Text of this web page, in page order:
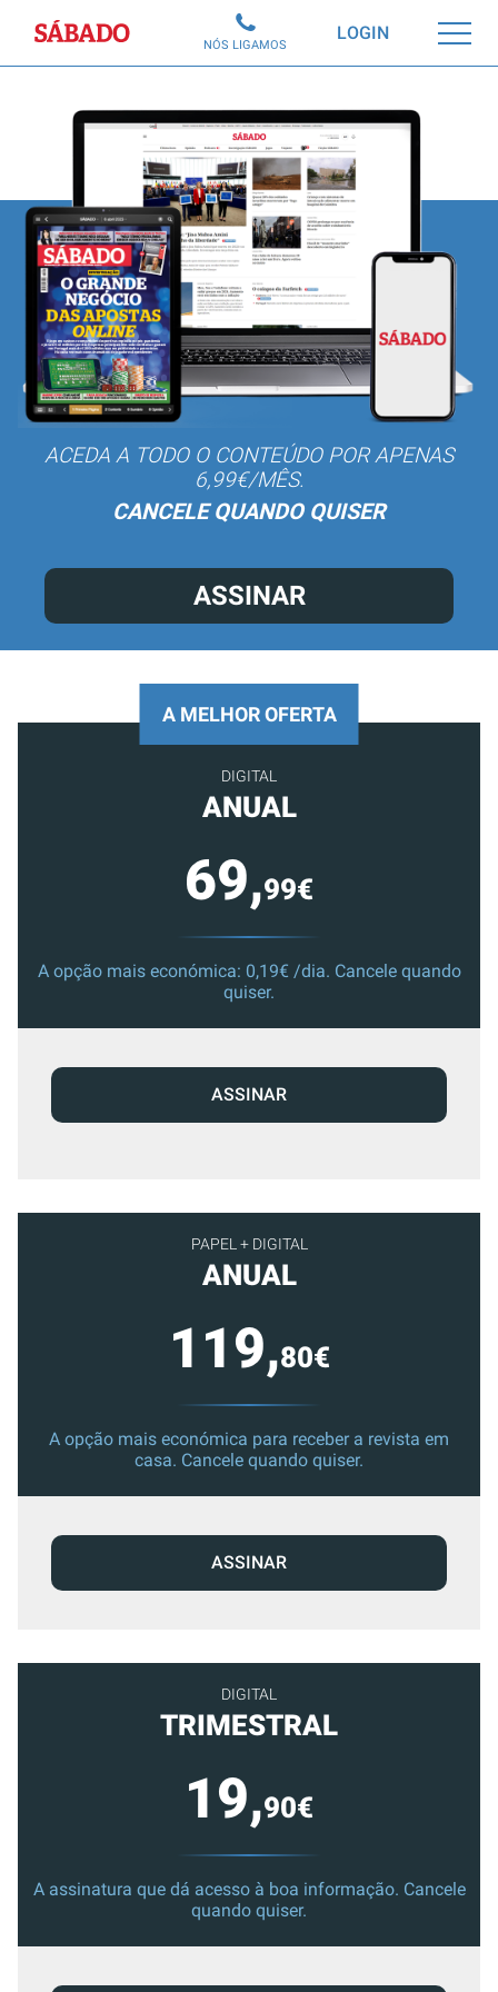
Sábado LOGIN
NÓS LIGAMOS
ACEDA A TODO O CONTEÚDO POR APENAS
6,99€/MÊS.
CANCELE QUANDO QUISER
ASSINAR
PAPEL + DIGITAL
ANUAL
119,80€
A opção mais económica para receber a revista em
casa. Cancele quando quiser.
ASSINAR
DIGITAL
TRIMESTRAL
19,90€
A assinatura que dá acesso à boa informação. Cancele
quando quiser.
A MELHOR OFERTA
DIGITAL
ANUAL
69,99€
A opção mais económica: 0,19€ /dia. Cancele quando
quiser.
ASSINAR